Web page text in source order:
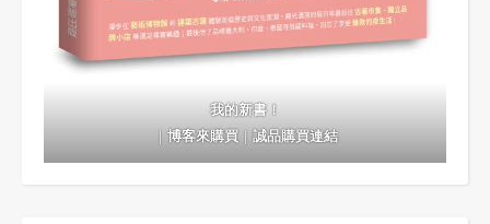
我的新書！
｜博客來購買｜誠品購買連結